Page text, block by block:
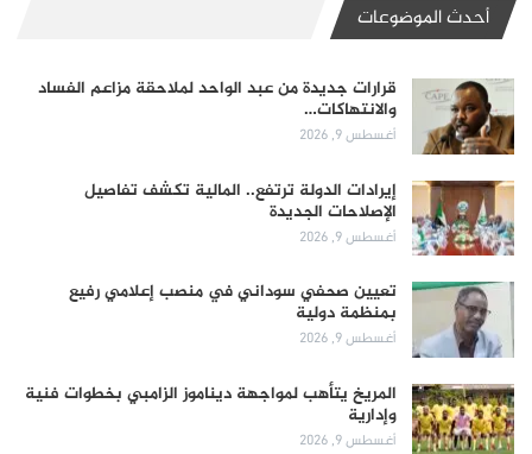
أحدث الموضوعات
قرارات جديدة من عبد الواحد لملاحقة مزاعم الفساد
والانتهاكات…
أغسطس 9, 2026
إيرادات الدولة ترتفع.. المالية تكشف تفاصيل
الإصلاحات الجديدة
أغسطس 9, 2026
تعيين صحفي سوداني في منصب إعلامي رفيع
بمنظمة دولية
أغسطس 9, 2026
المريخ يتأهب لمواجهة ديناموز الزامبي بخطوات فنية
وإدارية
أغسطس 9, 2026